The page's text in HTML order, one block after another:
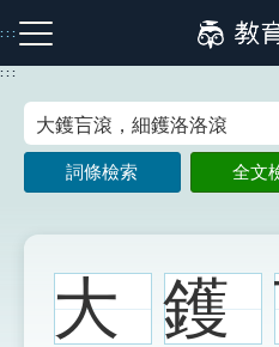
到
主
:::
注音索引圖示 筆畫索引
:::
詞條檢索 全文
大 鑊